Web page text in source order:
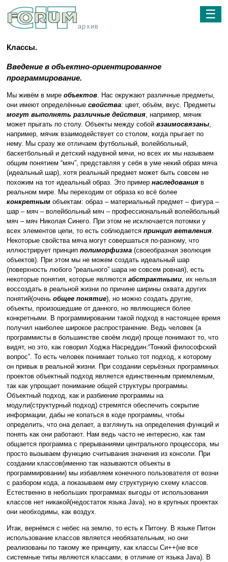
архив
☰
Классы.
Введение в объектно-ориентированное
программирование.
Мы живём в мире объектов. Нас окружают различные предметы,
они имеют определённые свойства: цвет, объём, вкус. Предметы
могут выполнять различные действия, например, мячик
может прыгать по столу. Объекты между собой взаимосвязаны,
например, мячик взаимодействует со столом, когда прыгает по
нему. Мы сразу же отличаем футбольный, волейбольный,
баскетбольный и детский надувной мячи, но всех их мы называем
общим понятием “мяч”, представляя у себя в уме некий образ мяча
(идеальный шар), хотя реальный предмет может быть совсем не
похожим на тот идеальный образ. Это пример наследования в
реальном мире. Мы переходим от образа ко всё более
конкретным объектам: образ – материальный предмет – фигура –
шар – мяч – волейбольный мяч – профессиональный волейбольный
мяч – мяч Николая Синего. При этом не исключается потомки у
всех элементов цепи, то есть соблюдается принцип ветвления.
Некоторые свойства мяча могут совершаться по-разному, что
иллюстрирует принцип полиморфизма (своеобразная эволюция
объектов). При этом мы не можем создать идеальный шар
(поверхность любого “реального” шара не совсем ровная), есть
некоторые понятия, которые являются абстрактными, их нельзя
воссоздать в реальной жизни по причине ширины охвата других
понятий(очень общее понятие), но можно создать другие,
объекты, произошедшие от данного, но являющиеся более
конкретными. В программировании такой подход в настоящее время
получил наиболее широкое распространение. Ведь человек (а
программисты в большинстве своём люди) проще понимают то, что
видят, но это, как говорил Ходжа Насреддин:“Тонкий философский
вопрос”. То есть человек понимает только тот подход, к которому
он привык в реальной жизни. При создании серьёзных программных
проектов объектный подход является единственным приемлемым,
так как упрощает понимание общей структуры программы.
Объектный подход, как и разбиение программы на
модули(структурный подход) стремятся обеспечить сокрытие
информации, дабы не копаться в коде программы, чтобы
определить, что она делает, а взглянуть на определения функций и
понять как они работают. Нам ведь часто не интересно, как там
общается программа с прерываниями центрального процессора, мы
просто вызываем функцию считывания значения из консоли. При
создании классов(именно так называются объекты в
программировании) мы избавляем конечного пользователя от возни
с разбором кода, а показываем ему структурную схему классов.
Естественно в небольших программах выгоды от использования
классов нет никакой(недостаток языка Java), но в крупных проектах
они необходимы, как воздух.
Итак, вернёмся с небес на землю, то есть к Питону. В языке Питон
использование классов является необязательным, но они
реализованы по такому же принципу, как классы Си++(не все
системные типы являются классами, в отличие от языка Java). В